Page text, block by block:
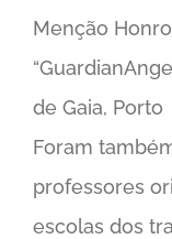
Menção
de Gaia, Porto
Foram
professores
escolas dos